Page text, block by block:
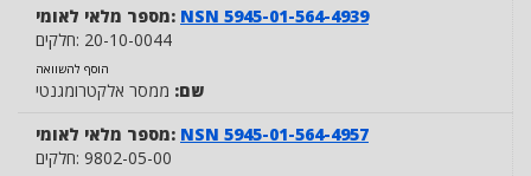
מספר מלאי לאומי: NSN 5945-01-564-4939
חלקים: 20-10-0044
הוסף להשוואה
שם: ממסר אלקטרומגנטי
מספר מלאי לאומי: NSN 5945-01-564-4957
חלקים: 9802-05-00